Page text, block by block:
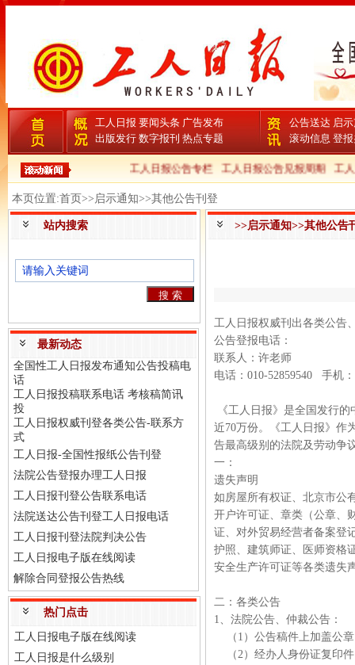
工人日报 要闻头条 广告发布
出版发行 数字报刊 热点专题
公告送达 启
滚动信息 登
工人日报公告专栏 工人日报公告见报周期 工人
本页位置:首页>>启示通知>>其他公告刊登
站内搜索
最新动态
全国性工人日报发布通知公告投稿电
话
工人日报投稿联系电话 考核稿简讯
投
工人日报权威刊登各类公告-联系方
式
工人日报-全国性报纸公告刊登
法院公告登报办理工人日报
工人日报刊登公告联系电话
法院送达公告刊登工人日报电话
工人日报刊登法院判决公告
工人日报电子版在线阅读
解除合同登报公告热线
热门点击
工人日报电子版在线阅读
工人日报是什么级别
>>启示通知>>其他公告
工人日报权威刊出各类公告
公告登报电话：
联系人：许老师
电话：010-52859540 手机
《工人日报》是全国发行
近70万份。《工人日报》作
告最高级别的法院及劳动争
一：
遗失声明
如房屋所有权证、北京市公
开户许可证、章类（公章、
证、对外贸易经营者备案登
护照、建筑师证、医师资格
安全生产许可证等各类遗失
二：各类公告
1、法院公告、仲裁公告：
（1）公告稿件上加盖公
（2）经办人身份证复印